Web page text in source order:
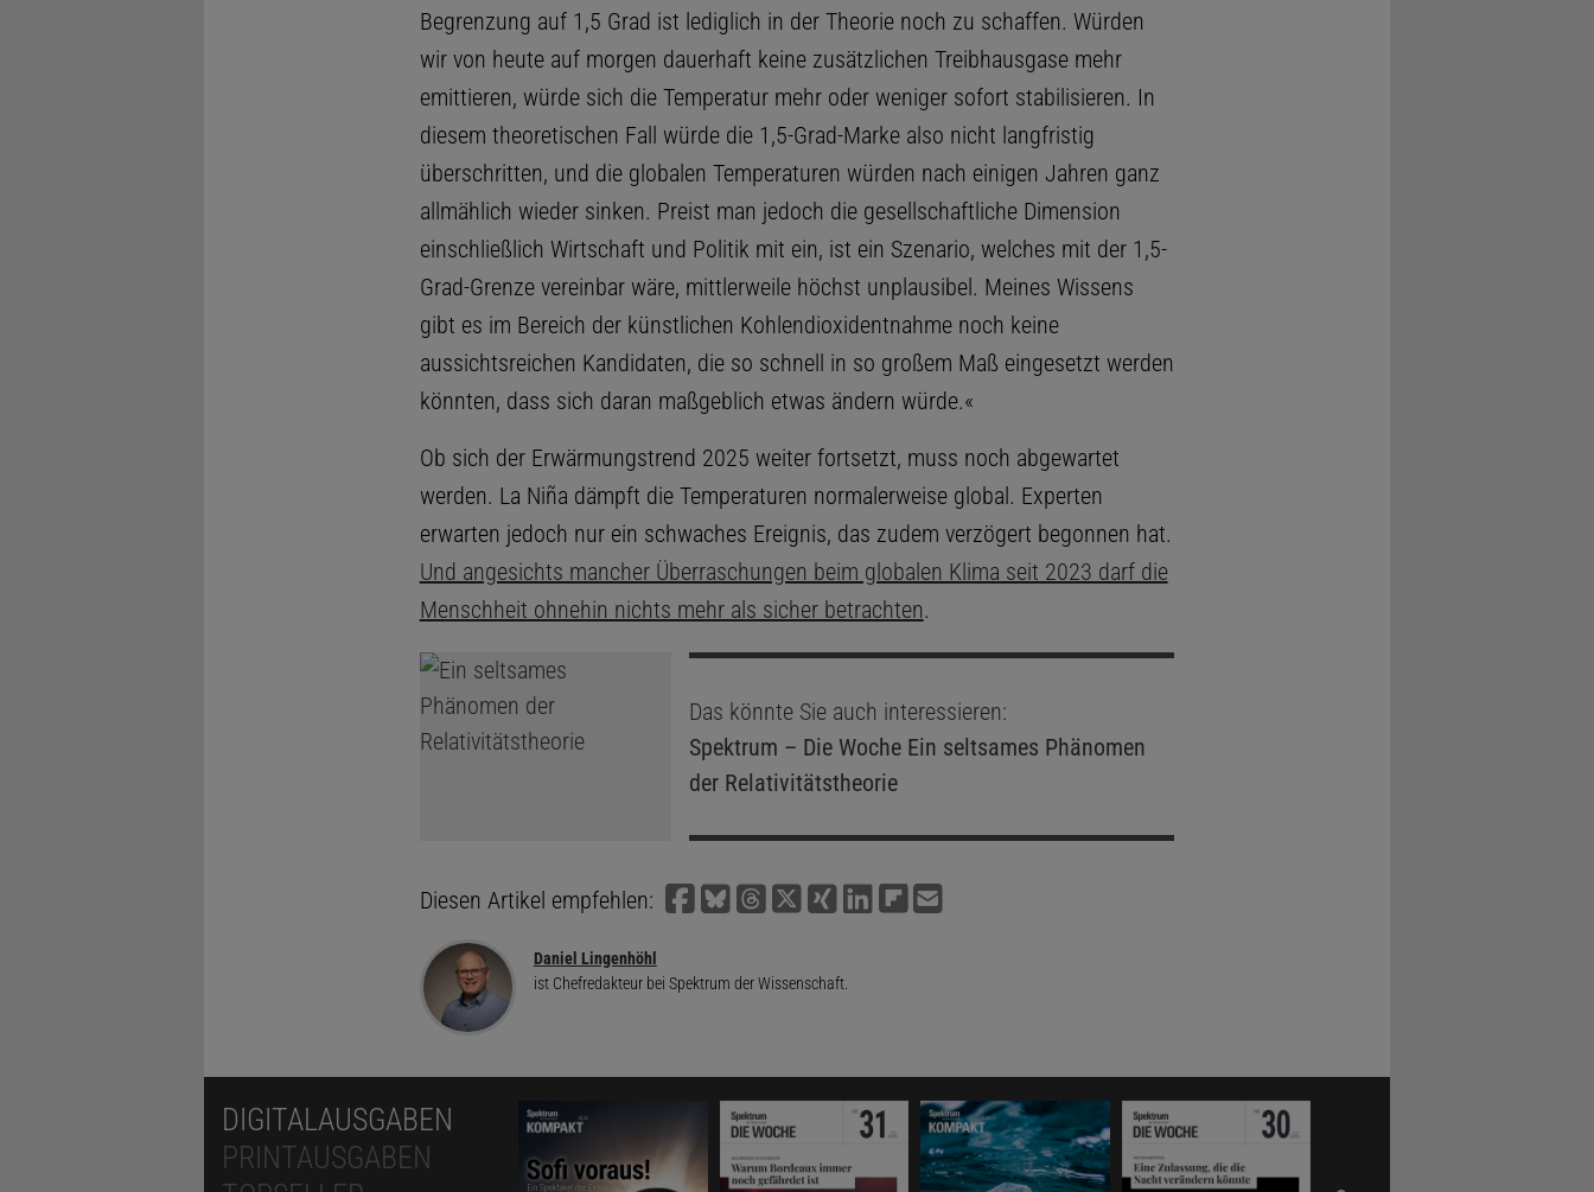
Begrenzung auf 1,5 Grad ist lediglich in der Theorie noch zu schaffen. Würden
wir von heute auf morgen dauerhaft keine zusätzlichen Treibhausgase mehr
emittieren, würde sich die Temperatur mehr oder weniger sofort stabilisieren. In
diesem theoretischen Fall würde die 1,5-Grad-Marke also nicht langfristig
überschritten, und die globalen Temperaturen würden nach einigen Jahren ganz
allmählich wieder sinken. Preist man jedoch die gesellschaftliche Dimension
einschließlich Wirtschaft und Politik mit ein, ist ein Szenario, welches mit der 1,5-
Grad-Grenze vereinbar wäre, mittlerweile höchst unplausibel. Meines Wissens
gibt es im Bereich der künstlichen Kohlendioxidentnahme noch keine
aussichtsreichen Kandidaten, die so schnell in so großem Maß eingesetzt werden
könnten, dass sich daran maßgeblich etwas ändern würde.«
Ob sich der Erwärmungstrend 2025 weiter fortsetzt, muss noch abgewartet
werden. La Niña dämpft die Temperaturen normalerweise global. Experten
erwarten jedoch nur ein schwaches Ereignis, das zudem verzögert begonnen hat.
Und angesichts mancher Überraschungen beim globalen Klima seit 2023 darf die
Menschheit ohnehin nichts mehr als sicher betrachten.
Das könnte Sie auch interessieren:
Spektrum – Die WocheEin seltsames Phänomen
der Relativitätstheorie
Diesen Artikel empfehlen:
Daniel Lingenhöhl
ist Chefredakteur bei Spektrum der Wissenschaft.
DIGITALAUSGABEN
PRINTAUSGABEN